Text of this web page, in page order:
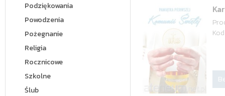
Podziękowania
Powodzenia
Pożegnanie
Religia
Rocznicowe
Szkolne
Ślub